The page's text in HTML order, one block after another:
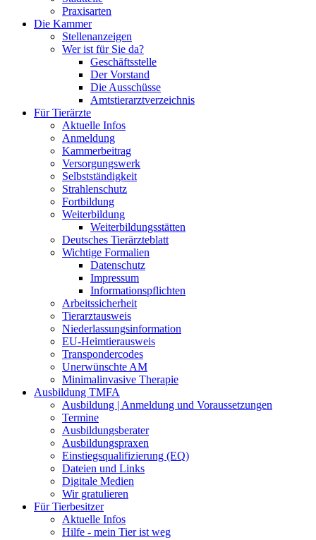
Praxisarten
Die Kammer
Stellenanzeigen
Wer ist für Sie da?
Geschäftsstelle
Der Vorstand
Die Ausschüsse
Amtstierarztverzeichnis
Für Tierärzte
Aktuelle Infos
Anmeldung
Kammerbeitrag
Versorgungswerk
Selbstständigkeit
Strahlenschutz
Fortbildung
Weiterbildung
Weiterbildungsstätten
Deutsches Tierärzteblatt
Wichtige Formalien
Datenschutz
Impressum
Informationspflichten
Arbeitssicherheit
Tierarztausweis
Niederlassungsinformation
EU-Heimtierausweis
Transpondercodes
Unerwünschte AM
Minimalinvasive Therapie
Ausbildung TMFA
Ausbildung | Anmeldung und Voraussetzungen
Termine
Ausbildungsberater
Ausbildungspraxen
Einstiegsqualifizierung (EQ)
Dateien und Links
Digitale Medien
Wir gratulieren
Für Tierbesitzer
Aktuelle Infos
Hilfe - mein Tier ist weg